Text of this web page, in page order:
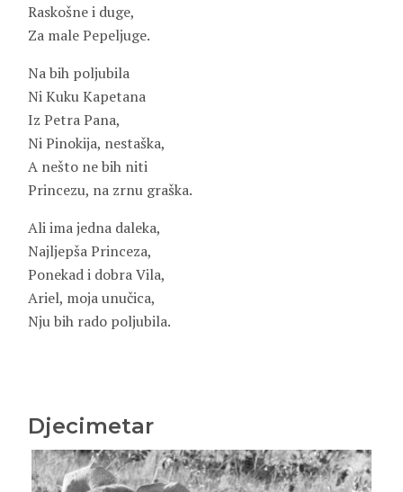
Raskošne i duge,
Za male Pepeljuge.
Na bih poljubila
Ni Kuku Kapetana
Iz Petra Pana,
Ni Pinokija, nestaška,
A nešto ne bih niti
Princezu, na zrnu graška.
Ali ima jedna daleka,
Najljepša Princeza,
Ponekad i dobra Vila,
Ariel, moja unučica,
Nju bih rado poljubila.
Djecimetar